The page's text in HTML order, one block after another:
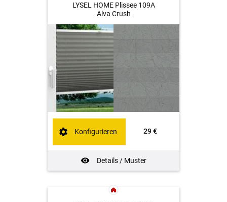
LYSEL HOME Plissee 109A
Alva Crush
29 €
Details / Muster
Konfigurieren